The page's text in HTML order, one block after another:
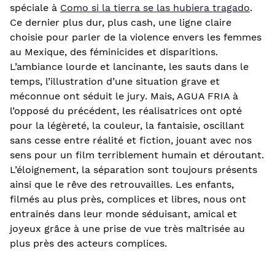
spéciale à Como si la tierra se las hubiera tragado.
Ce dernier plus dur, plus cash, une ligne claire
choisie pour parler de la violence envers les femmes
au Mexique, des féminicides et disparitions.
L’ambiance lourde et lancinante, les sauts dans le
temps, l’illustration d’une situation grave et
méconnue ont séduit le jury. Mais, AGUA FRIA à
l’opposé du précédent, les réalisatrices ont opté
pour la légèreté, la couleur, la fantaisie, oscillant
sans cesse entre réalité et fiction, jouant avec nos
sens pour un film terriblement humain et déroutant.
L’éloignement, la séparation sont toujours présents
ainsi que le rêve des retrouvailles. Les enfants,
filmés au plus près, complices et libres, nous ont
entrainés dans leur monde séduisant, amical et
joyeux grâce à une prise de vue très maîtrisée au
plus près des acteurs complices.